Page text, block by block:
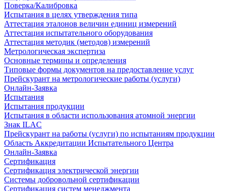
Поверка/Калибровка
Испытания в целях утверждения типа
Аттестация эталонов величин единиц измерений
Аттестация испытательного оборудования
Аттестация методик (методов) измерений
Метрологическая экспертиза
Основные термины и определения
Типовые формы документов на предоставление услуг
Прейскурант на метрологические работы (услуги)
Онлайн-Заявка
Испытания
Испытания продукции
Испытания в области использования атомной энергии
Знак ILAC
Прейскурант на работы (услуги) по испытаниям продукции
Область Аккредитации Испытательного Центра
Онлайн-Заявка
Сертификация
Сертификация электрической энергии
Системы добровольной сертификации
Сертификация систем менеджмента